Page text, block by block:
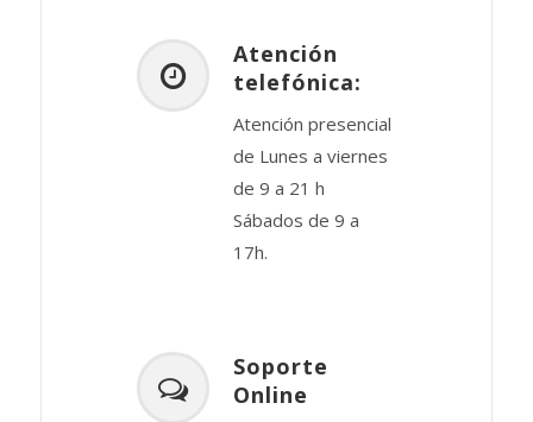
Atención
telefónica:
Atención presencial
de Lunes a viernes
de 9 a 21 h
Sábados de 9 a
17h.
Soporte
Online